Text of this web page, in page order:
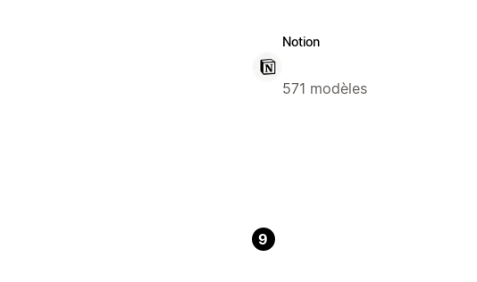
Notion
571 modèles
9